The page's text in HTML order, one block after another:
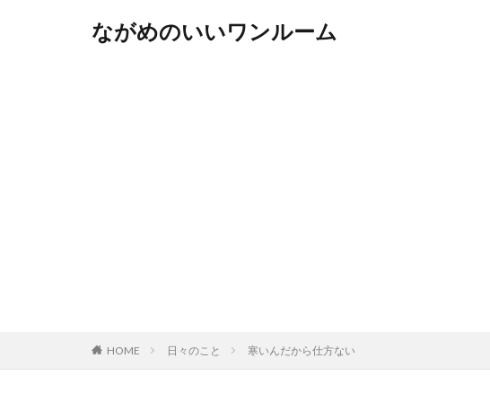
ながめのいいワンルーム
HOME 日々のこと 寒いんだから仕方ない